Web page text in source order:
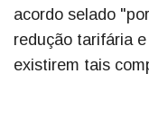
acordo selado
redução tarifária
existirem tais